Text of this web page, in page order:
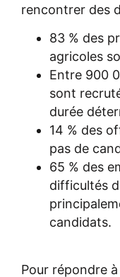
rencontrer des
83 % des
agricoles
Entre 900
sont
durée
14 % des
pas de
65 % des
difficultés
candidats.
Pour répondre